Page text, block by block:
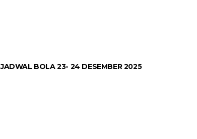
JADWAL BOLA 23- 24 DESEMBER 2025